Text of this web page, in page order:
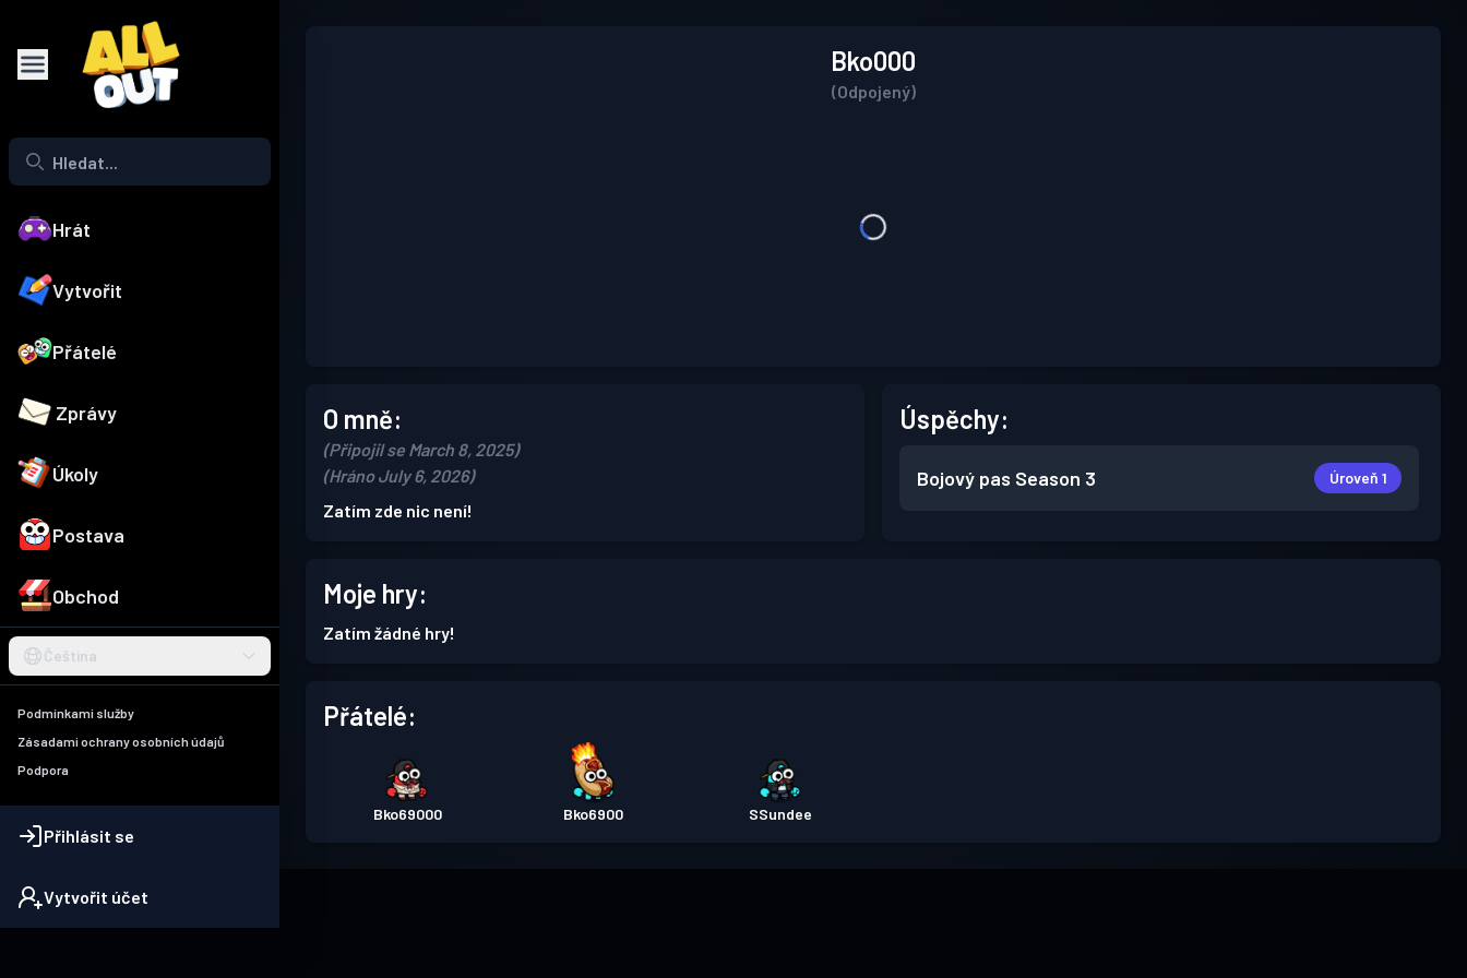
Hrát
Vytvořit
Přátelé
Zprávy
Úkoly
Postava
Obchod
Čeština
Podmínkami služby
Zásadami ochrany osobních údajů
Podpora
Přihlásit se
Vytvořit účet
Bko000
(Odpojený)
O mně:
(Připojil se March 8, 2025)
(Hráno July 6, 2026)
Zatím zde nic není!
Úspěchy:
Bojový pas Season 3 Úroveň 1
Moje hry:
Zatím žádné hry!
Přátelé:
Bko69000 Bko6900 SSundee